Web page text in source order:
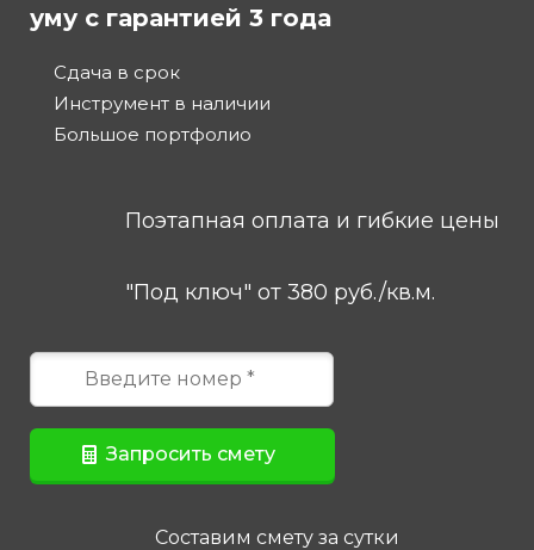
уму с гарантией 3 года
Сдача в срок
Инструмент в наличии
Большое портфолио
Поэтапная оплата и гибкие цены
"Под ключ" от 380 руб./кв.м.
Составим смету за сутки